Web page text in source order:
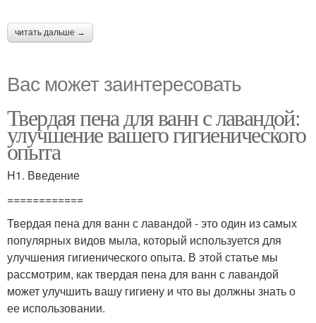
читать дальше →
Вас может заинтересовать
Твердая пена для ванн с лавандой:
улучшение вашего гигиенического
опыта
H1. Введение
============
Твердая пена для ванн с лавандой - это один из самых
популярных видов мыла, который используется для
улучшения гигиенического опыта. В этой статье мы
рассмотрим, как твердая пена для ванн с лавандой
может улучшить вашу гигиену и что вы должны знать о
ее использовании.